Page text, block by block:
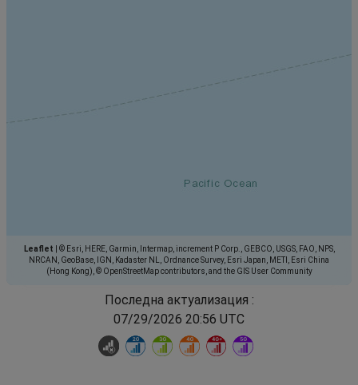
Leaflet
© Esri, HERE, Garmin, Intermap, increment P Corp., GEBCO, USGS, FAO, NPS,
NRCAN, GeoBase, IGN, Kadaster NL, Ordnance Survey, Esri Japan, METI, Esri China
(Hong Kong), © OpenStreetMap contributors, and the GIS User Community
Последна актуализация :
07/29/2026 20:56 UTC